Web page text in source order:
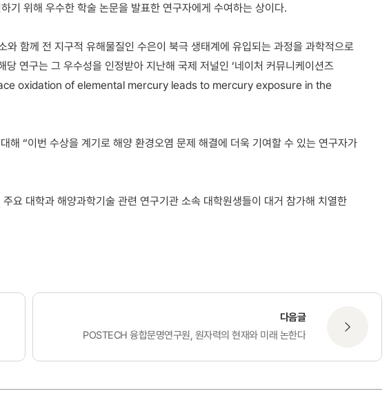
기 위해 우수한 학술 논문을 발표한 연구자에게 수여하는 상이다.
함께 전 지구적 유해물질인 수은이 북극 생태계에 유입되는 과정을 과학적으로
연구는 그 우수성을 인정받아 지난해 국제 저널인 ‘네이처 커뮤니케이션즈
oxidation of elemental mercury leads to mercury exposure in the
“이번 수상을 계기로 해양 환경오염 문제 해결에 더욱 기여할 수 있는 연구자가
요 대학과 해양과학기술 관련 연구기관 소속 대학원생들이 대거 참가해 치열한
다음글
POSTECH 융합문명연구원, 원자력의 현재와 미래 논한다